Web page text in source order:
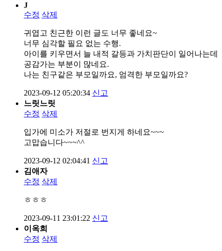
J
수정 삭제
귀엽고 친근한 이런 글도 너무 좋네요~
너무 심각할 필요 없는 수행.
아이를 키우면서 늘 내적 갈등과 가치판단이 일어나는데
공감가는 부분이 많네요.
나는 친구같은 부모일까요, 엄격한 부모일까요?
2023-09-12 05:20:34 신고
느릿느릿
수정 삭제
입가에 미소가 저절로 번지게 하네요~~~
고맙습니다~~~^^
2023-09-12 02:04:41 신고
김애자
수정 삭제
ㅎㅎㅎ
2023-09-11 23:01:22 신고
이옥희
수정 삭제